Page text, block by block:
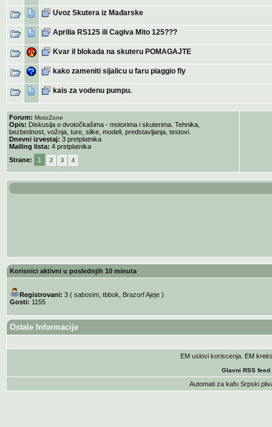
Uvoz Skutera iz Mađarske
Aprilia RS125 ili Cagiva Mito 125???
Kvar il blokada na skuteru POMAGAJTE
kako zameniti sijalicu u faru piaggio fly
kais za vodenu pumpu.
Forum: MotoZone
Opis: Diskusija o dvotočkašima - motorima i skuterima. Tehnika,
bezbednost, vožnja, ture, slike, modeli, predstavljanja, testovi.
Dnevni izvestaj: 3 pretplatnika
Mailing lista: 4 pretplatnika
Strane:
1 2 3 4
Korisnici aktivni u poslednjih 10 minuta
Registrovani: 3 ( sabosim, tbbok, Brazorf Ajeje)
Gosti: 1155
Ostale Informacije
EM uslovi koriscenja . EM
Glavni RSS feed
Automati za kafu Srpski